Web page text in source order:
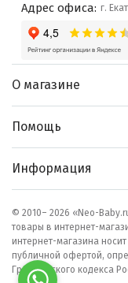
Адрес офиса: г.
О магазине
Блог
Помощь
Как сделать заказ
Информация
© 2010– 2026 «Neo-
товары в интернет-
интернет-магазина
публичной офертой,
Гражданского кодекса